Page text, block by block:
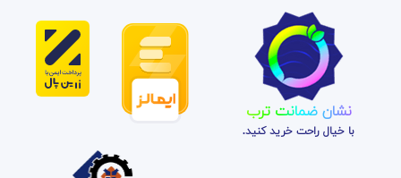
نشان ضمانت ترب
با خیال راحت خرید کنید.